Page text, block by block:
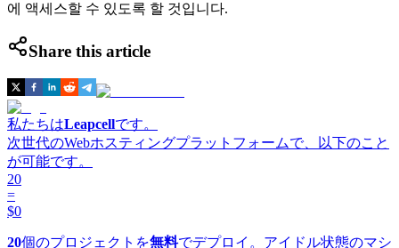
에 액세스할 수 있도록 할 것입니다.
Share this article
私たちはLeapcellです。
次世代のWebホスティングプラットフォームで、以下のこと
が可能です。
20
=
$0
20個のプロジェクトを無料でデプロイ。アイドル状態のマシ